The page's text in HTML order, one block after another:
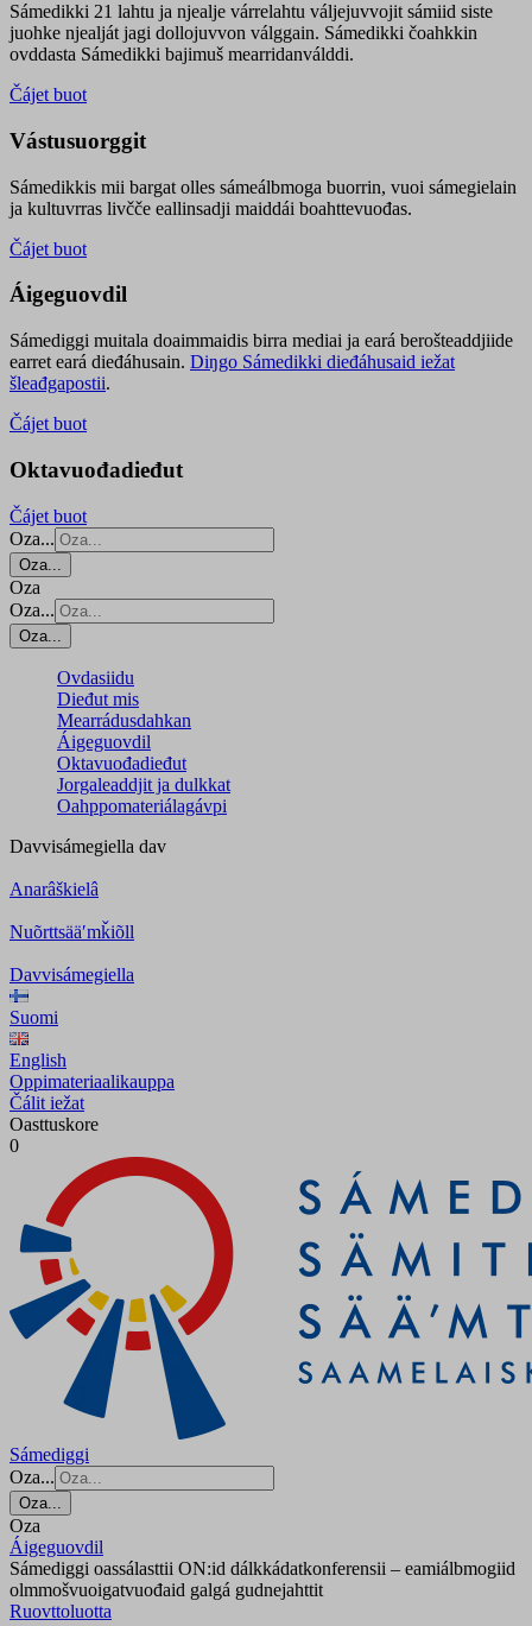
Sámedikki 21 lahtu ja njealje várrelahtu váljejuvvojit sámiid siste
juohke njealját jagi dollojuvvon válggain. Sámedikki čoahkkin
ovddasta Sámedikki bajimuš mearridanválddi.
Čájet buot
Vástusuorggit
Sámedikkis mii bargat olles sámeálbmoga buorrin, vuoi sámegielain
ja kultuvrras livčče eallinsadji maiddái boahttevuođas.
Čájet buot
Áigeguovdil
Sámediggi muitala doaimmaidis birra mediai ja eará berošteaddjiide
earret eará dieđáhusain. Diŋgo Sámedikki dieđáhusaid iežat
šleađgapostii.
Čájet buot
Oktavuođadieđut
Čájet buot
Oza...
Oza...
Oza
Oza...
Oza...
Ovdasiidu
Dieđut mis
Mearrádusdahkan
Áigeguovdil
Oktavuođadieđut
Jorgaleaddjit ja dulkkat
Oahppomateriálagávpi
Davvisámegiella dav
Anarâškielâ
Nuõrttsääʹmǩiõll
Davvisámegiella
Suomi
English
Oppimateriaalikauppa
Čálit iežat
Oasttuskore
0
Sámediggi
Oza...
Oza...
Oza
Áigeguovdil
Sámediggi oassálasttii ON:id dálkkádatkonferensii – eamiálbmogiid
olmmošvuoigatvuođaid galgá gudnejahttit
Ruovttoluotta